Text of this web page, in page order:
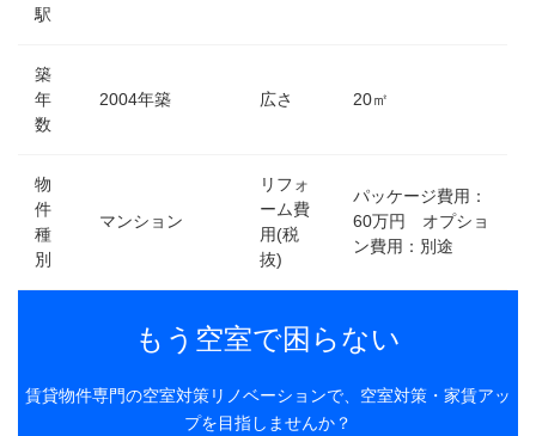
駅
築
年
数
2004年築 広さ 20㎡
物
件
種
別
マンション
リフォ
ーム費
用(税
抜)
パッケージ費用：
60万円 オプショ
ン費用：別途
もう空室で困らない
賃貸物件専門の空室対策リノベーションで、空室対策・家賃アッ
プを目指しませんか？